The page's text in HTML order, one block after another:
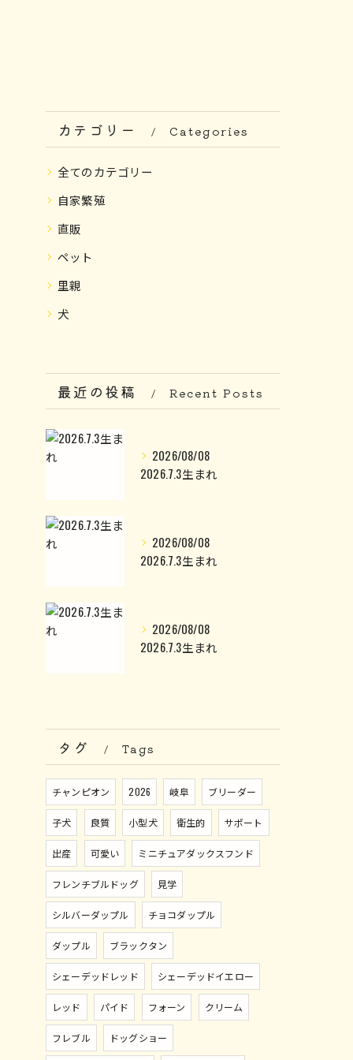
カテゴリー Categories
全てのカテゴリー
自家繁殖
直販
ペット
里親
犬
最近の投稿 Recent Posts
2026/08/08
2026.7.3生まれ
2026/08/08
2026.7.3生まれ
2026/08/08
2026.7.3生まれ
タグ Tags
チャンピオン 2026 岐阜 ブリーダー
子犬 良質 小型犬 衛生的 サポート
出産 可愛い ミニチュアダックスフンド
フレンチブルドッグ 見学
シルバーダップル チョコダップル
ダップル ブラックタン
シェーデッドレッド シェーデッドイエロー
レッド パイド フォーン クリーム
フレブル ドッグショー